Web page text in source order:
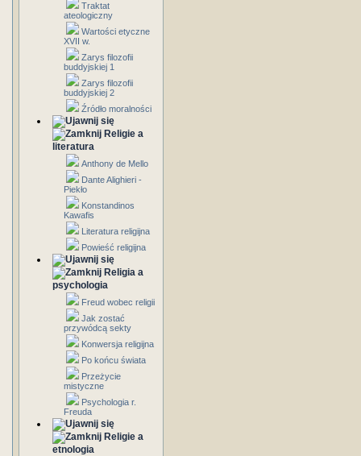
Traktat
ateologiczny
Wartości etyczne
XVII w.
Zarys filozofii
buddyjskiej 1
Zarys filozofii
buddyjskiej 2
Źródło moralności
Religie a
literatura
Anthony de Mello
Dante Alighieri -
Piekło
Konstandinos
Kawafis
Literatura religijna
Powieść religijna
Religia a
psychologia
Freud wobec religii
Jak zostać
przywódcą sekty
Konwersja religijna
Po końcu świata
Przeżycie
mistyczne
Psychologia r.
Freuda
Religie a
etnologia